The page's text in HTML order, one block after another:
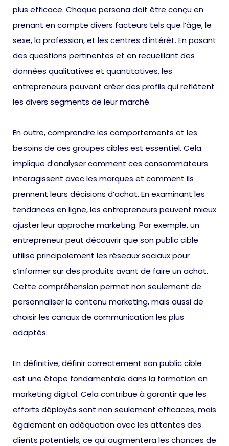
plus efficace. Chaque persona doit être conçu en
prenant en compte divers facteurs tels que l’âge, le
sexe, la profession, et les centres d’intérêt. En posant
des questions pertinentes et en recueillant des
données qualitatives et quantitatives, les
entrepreneurs peuvent créer des profils qui reflètent
les divers segments de leur marché.
En outre, comprendre les comportements et les
besoins de ces groupes cibles est essentiel. Cela
implique d’analyser comment ces consommateurs
interagissent avec les marques et comment ils
prennent leurs décisions d’achat. En examinant les
tendances en ligne, les entrepreneurs peuvent mieux
ajuster leur approche marketing. Par exemple, un
entrepreneur peut découvrir que son public cible
utilise principalement les réseaux sociaux pour
s’informer sur des produits avant de faire un achat.
Cette compréhension permet non seulement de
personnaliser le contenu marketing, mais aussi de
choisir les canaux de communication les plus
adaptés.
En définitive, définir correctement son public cible
est une étape fondamentale dans la formation en
marketing digital. Cela contribue à garantir que les
efforts déployés sont non seulement efficaces, mais
également en adéquation avec les attentes des
clients potentiels, ce qui augmentera les chances de